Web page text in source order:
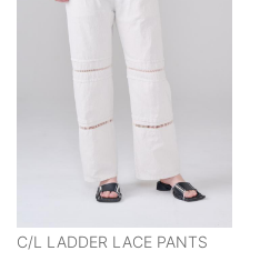
C/L LADDER LACE PANTS